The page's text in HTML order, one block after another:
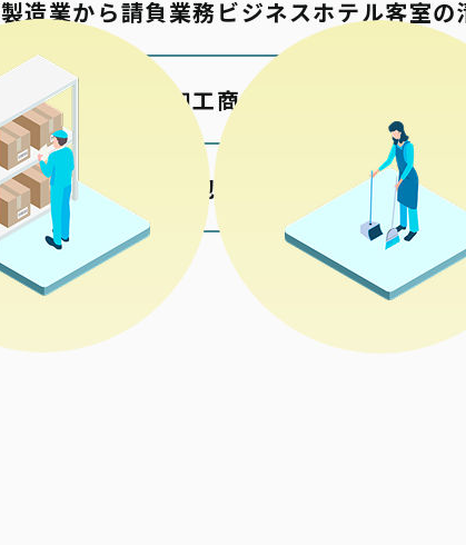
製造業から請負業務
包材の加工
各種検品梱包
ビジネスホテル客室の
商業施設の清掃
公共施設の清掃